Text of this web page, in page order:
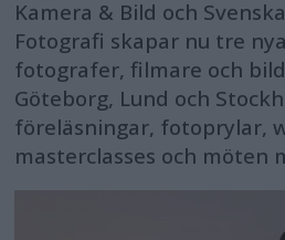
Kamera & Bild och
Fotografi skapar nu tre
fotografer, filmare och
Göteborg, Lund och
föreläsningar, fotoprylar,
masterclasses och möten